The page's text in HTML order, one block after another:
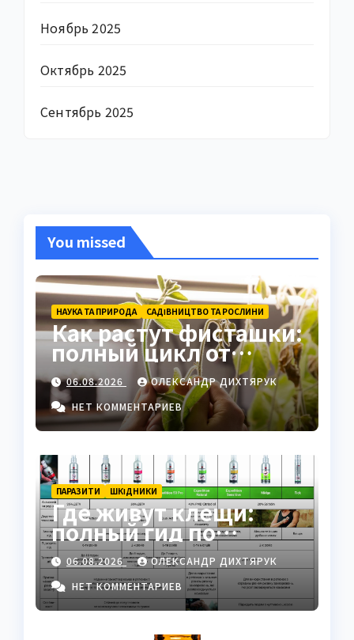
Ноябрь 2025
Октябрь 2025
Сентябрь 2025
You missed
НАУКА ТА ПРИРОДА САДІВНИЦТВО ТА РОСЛИНИ
Как растут фисташки:
полный цикл от
семени до спелого
ореха
06.08.2026
ОЛЕКСАНДР ДИХТЯРУК
НЕТ КОММЕНТАРИЕВ
ПАРАЗИТИ ШКІДНИКИ
Где живут клещи:
полный гид по
биотопам, рискам и
защите
06.08.2026
ОЛЕКСАНДР ДИХТЯРУК
НЕТ КОММЕНТАРИЕВ